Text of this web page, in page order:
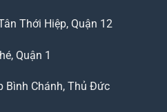
Thới Hiệp, Quận 12
Quận 1
Bình Chánh, Thủ Đức